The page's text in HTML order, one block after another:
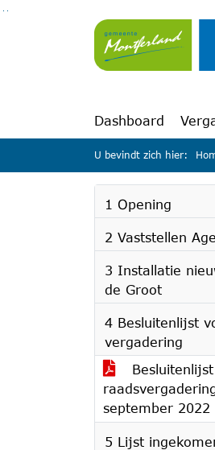
Ga naar de inhoud van deze
Ga naar het zoeken
Ga naar het menu
Dashboard
U bevindt zich hier:
1 Opening
2 Vaststellen
3 Installatie
de Groot
4 Besluitenlijst
vergadering
Besluitenlijst
september 2022
5 Lijst